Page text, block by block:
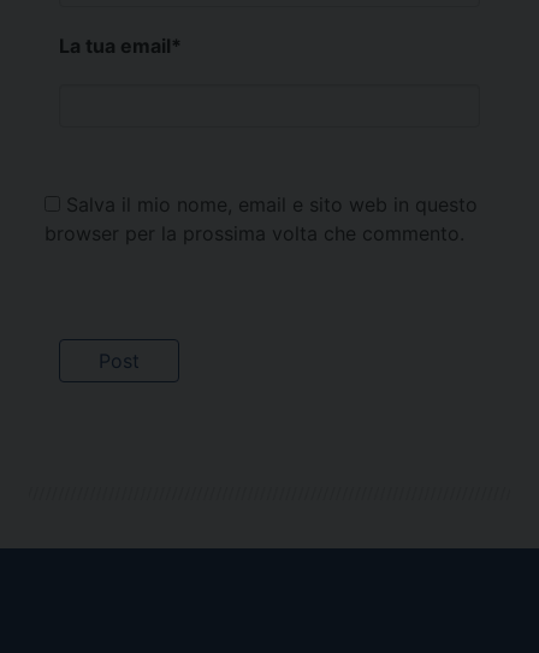
La tua email*
Salva il mio nome, email e sito web in questo
browser per la prossima volta che commento.